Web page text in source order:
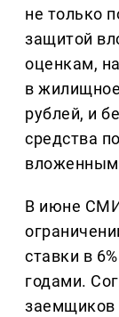
не только
защитой
оценкам,
в жилищное
рублей, и
средства
В июне
ставки в
годами.
заемщиков